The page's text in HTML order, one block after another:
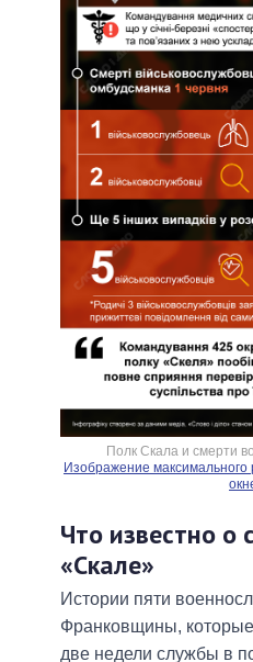
Полк Скала и смерти
Изображение максимального
Что известно о
«Скале»
Истории пяти
Франковщины,
две недели службы в